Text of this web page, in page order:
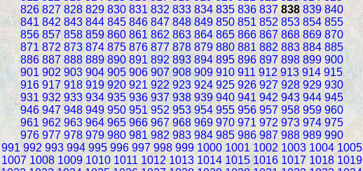
826 827 828 829 830 831 832 833 834 835 836 837 838 839 840
841 842 843 844 845 846 847 848 849 850 851 852 853 854 855
856 857 858 859 860 861 862 863 864 865 866 867 868 869 870
871 872 873 874 875 876 877 878 879 880 881 882 883 884 885
886 887 888 889 890 891 892 893 894 895 896 897 898 899 900
901 902 903 904 905 906 907 908 909 910 911 912 913 914 915
916 917 918 919 920 921 922 923 924 925 926 927 928 929 930
931 932 933 934 935 936 937 938 939 940 941 942 943 944 945
946 947 948 949 950 951 952 953 954 955 956 957 958 959 960
961 962 963 964 965 966 967 968 969 970 971 972 973 974 975
976 977 978 979 980 981 982 983 984 985 986 987 988 989 990
991 992 993 994 995 996 997 998 999 1000 1001 1002 1003 1004 1005
1007 1008 1009 1010 1011 1012 1013 1014 1015 1016 1017 1018 1019